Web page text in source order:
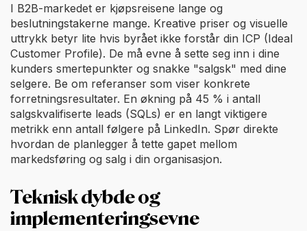
I B2B-markedet er kjøpsreisene lange og
beslutningstakerne mange. Kreative priser og visuelle
uttrykk betyr lite hvis byrået ikke forstår din ICP (Ideal
Customer Profile). De må evne å sette seg inn i dine
kunders smertepunkter og snakke "salgsk" med dine
selgere. Be om referanser som viser konkrete
forretningsresultater. En økning på 45 % i antall
salgskvalifiserte leads (SQLs) er en langt viktigere
metrikk enn antall følgere på LinkedIn. Spør direkte
hvordan de planlegger å tette gapet mellom
markedsføring og salg i din organisasjon.
Teknisk dybde og
implementeringsevne